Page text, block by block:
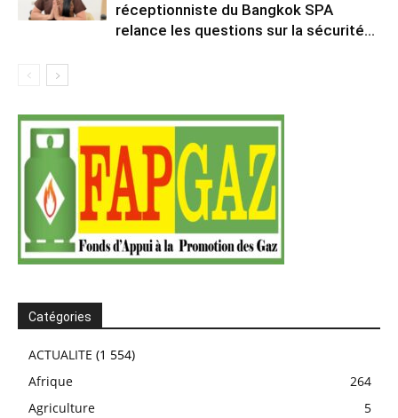
réceptionniste du Bangkok SPA
relance les questions sur la sécurité...
Catégories
ACTUALITE (1 554)
Afrique
264
Agriculture
5